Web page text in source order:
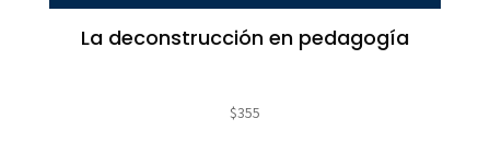
La deconstrucción en pedagogía
$355